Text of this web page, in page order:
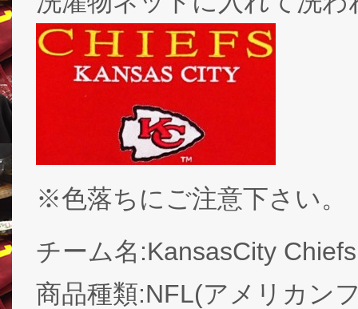
※色落ちにご注意下さい。
チーム名:KansasCity
商品種類:NFL(アメリカン